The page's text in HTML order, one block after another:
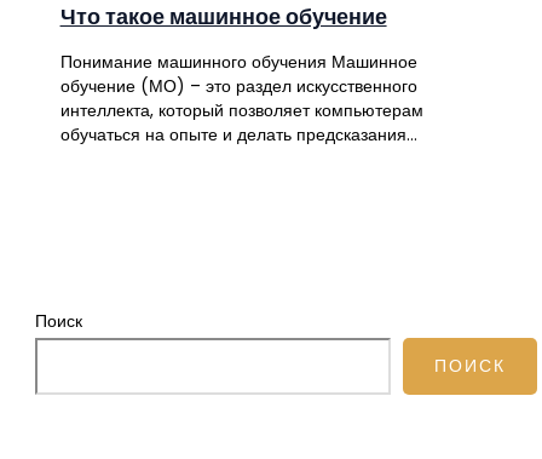
Что такое машинное обучение
Понимание машинного обучения Машинное
обучение (МО) – это раздел искусственного
интеллекта, который позволяет компьютерам
обучаться на опыте и делать предсказания…
Поиск
ПОИСК